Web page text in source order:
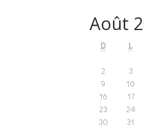
Août
D L
2
3
9
10
16
17
23
24
30
31